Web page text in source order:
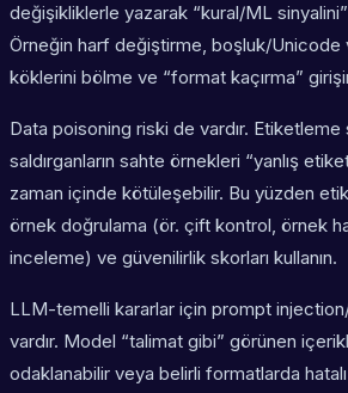
değişikliklerle yazarak “kural/ML
Örneğin harf değiştirme, boşluk/Unicode
köklerini bölme ve “format kaçırma”
Data poisoning riski de vardır.
saldırganların sahte örnekleri “yanlış
zaman içinde kötüleşebilir. Bu yüzden
örnek doğrulama (ör. çift kontrol, örnek
inceleme) ve güvenilirlik skorları kullanın.
LLM-temelli kararlar için prompt
vardır. Model “talimat gibi” görünen
odaklanabilir veya belirli formatlarda hatalı